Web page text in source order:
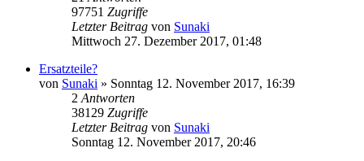
97751 Zugriffe
Letzter Beitrag von Sunaki
Mittwoch 27. Dezember 2017, 01:48
Ersatzteile?
von Sunaki » Sonntag 12. November 2017, 16:39
2 Antworten
38129 Zugriffe
Letzter Beitrag von Sunaki
Sonntag 12. November 2017, 20:46